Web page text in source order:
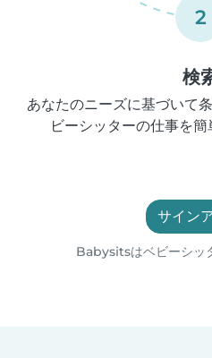
2
検
あなたのニーズに基づいて
ビーシッターの仕事を簡
サイン
Babysitsはベビーシッ